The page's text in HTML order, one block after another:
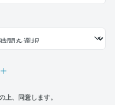
上、同意します。